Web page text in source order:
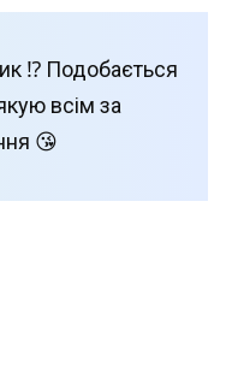
⁉️ Подобається
всім за
😘